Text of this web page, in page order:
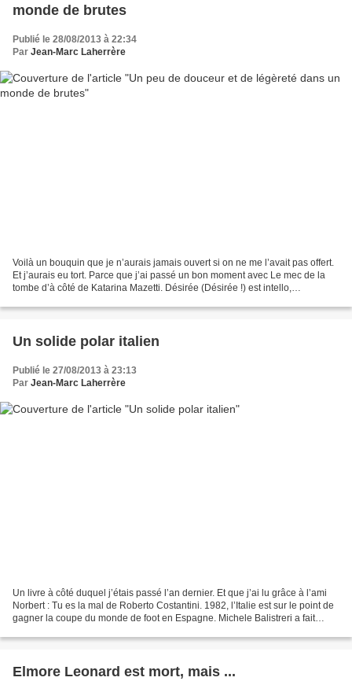
monde de brutes
Publié le 28/08/2013 à 22:34
Par Jean-Marc Laherrère
Voilà un bouquin que je n’aurais jamais ouvert si on ne me l’avait pas offert.
Et j’aurais eu tort. Parce que j’ai passé un bon moment avec Le mec de la
tombe d’à côté de Katarina Mazetti. Désirée (Désirée !) est intello,
Un solide polar italien
Publié le 27/08/2013 à 23:13
Par Jean-Marc Laherrère
Un livre à côté duquel j’étais passé l’an dernier. Et que j’ai lu grâce à l’ami
Norbert : Tu es la mal de Roberto Costantini. 1982, l’Italie est sur le point de
gagner la coupe du monde de foot en Espagne. Michele Balistreri a fait
Elmore Leonard est mort, mais ...